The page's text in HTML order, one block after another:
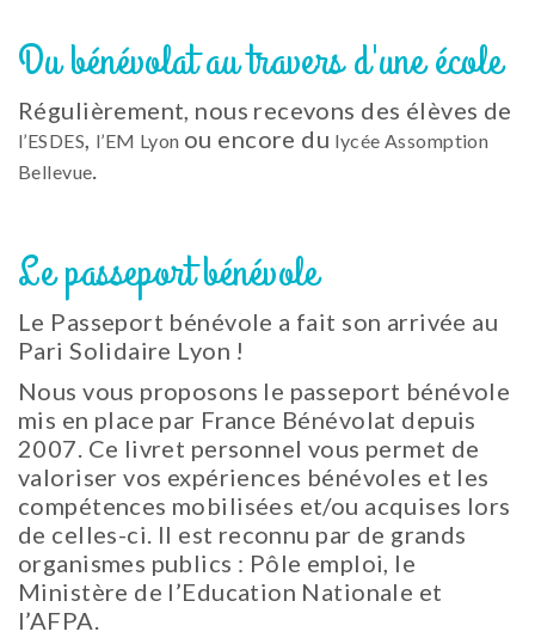
Du bénévolat au travers d'une école
Régulièrement, nous recevons des élèves de
l’ESDES l’EM Lyon ou encore du lycée Assomption
Bellevue
Le passeport bénévole
Le Passeport bénévole a fait son arrivée au
Pari Solidaire Lyon !
Nous vous proposons le passeport bénévole
mis en place par France Bénévolat depuis
2007. Ce livret personnel vous permet de
valoriser vos expériences bénévoles et les
compétences mobilisées et/ou acquises lors
de celles-ci. Il est reconnu par de grands
organismes publics : Pôle emploi, le
Ministère de l’Education Nationale et
l’AFPA.